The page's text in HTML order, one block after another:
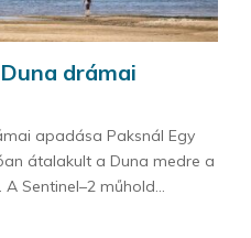
drámai
apadása Paksnál Egy
átalakult a Duna medre a
Sentinel–2 műhold...